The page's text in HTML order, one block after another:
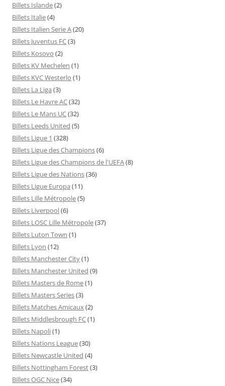
Billets Islande(2)
Billets Italie(4)
Billets Italien Serie A(20)
Billets Juventus FC(3)
Billets Kosovo (2)
Billets KV Mechelen (1)
Billets KVC Westerlo (1)
Billets La Liga (3)
Billets Le Havre AC(32)
Billets Le Mans UC(32)
Billets Leeds United (5)
Billets Ligue 1 (328)
Billets Ligue des Champions(6)
Billets Ligue des Champions de l'UEFA(8)
Billets Ligue des Nations(36)
Billets Ligue Europa (11)
Billets Lille Métropole(5)
Billets Liverpool(6)
Billets LOSC Lille Métropole(37)
Billets Luton Town (1)
Billets Lyon (12)
Billets Manchester City(1)
Billets Manchester United (9)
Billets Masters de Rome(1)
Billets Masters Series(3)
Billets Matches Amicaux(2)
Billets Middlesbrough FC(1)
Billets Napoli(1)
Billets Nations League(30)
Billets Newcastle United (4)
Billets Nottingham Forest(3)
Billets OGC Nice(34)